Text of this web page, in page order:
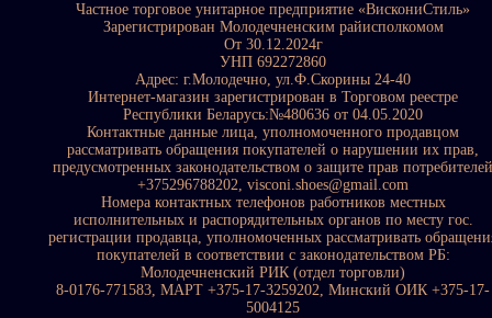
Частное торговое унитарное предприятие «ВискониСтиль»
Зарегистрирован Молодечненским райисполкомом
От 30.12.2024г
УНП 692272860
Адрес: г.Молодечно, ул.Ф.Скорины 24-40
Интернет-магазин зарегистрирован в Торговом реестре
Республики Беларусь:№480636 от 04.05.2020
Контактные данные лица, уполномоченного продавцом
рассматривать обращения покупателей о нарушении их прав,
предусмотренных законодательством о защите прав потребителей
+375296788202, visconi.shoes@gmail.com
Номера контактных телефонов работников местных
исполнительных и распорядительных органов по месту гос.
регистрации продавца, уполномоченных рассматривать
покупателей в соответствии с законодательством РБ:
Молодечненский РИК (отдел торговли)
8-0176-771583, МАРТ +375-17-3259202, Минский ОИК +375-17-
5004125